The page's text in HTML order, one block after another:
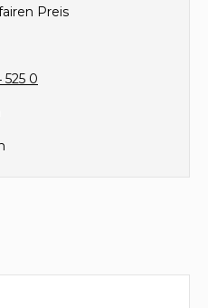
Preis
525 0